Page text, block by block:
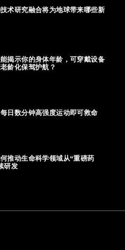
术研究融合将为地球带来哪些新
揭示你的身体年龄，可穿戴设备
龄化保驾护航？
日数分钟高强度运动即可救命
推动生命科学领域从“重磅药
研发